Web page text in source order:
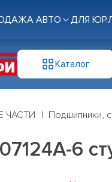
АВТО ДЛЯ
Каталог
ЧАСТИ Подшипники,
6